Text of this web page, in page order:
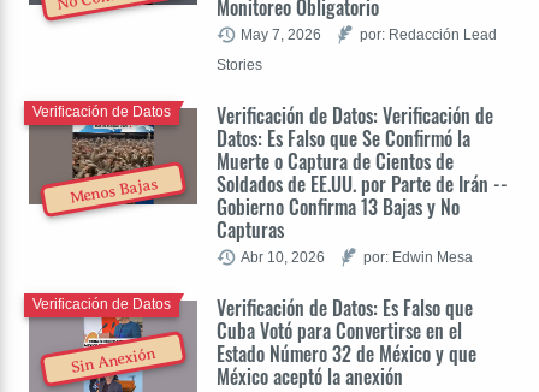
Monitoreo Obligatorio
May 7, 2026
por: Redacción Lead
Stories
Menos Bajas
Verificación de Datos: Verificación de
Datos: Es Falso que Se Confirmó la
Muerte o Captura de Cientos de
Soldados de EE.UU. por Parte de Irán --
Gobierno Confirma 13 Bajas y No
Capturas
Verificación de Datos
Abr 10, 2026 por: Edwin Mesa
Sin Anexión
Verificación de Datos: Es Falso que
Cuba Votó para Convertirse en el
Estado Número 32 de México y que
México aceptó la anexión
Verificación de Datos